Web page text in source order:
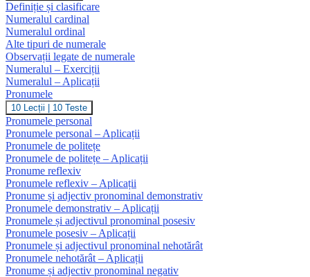
Definiție și clasificare
Numeralul cardinal
Numeralul ordinal
Alte tipuri de numerale
Observații legate de numerale
Numeralul – Exerciții
Numeralul – Aplicații
Pronumele
Pronumele
10 Lecții 10 Teste
Pronumele personal
Pronumele personal – Aplicații
Pronumele de politețe
Pronumele de politețe – Aplicații
Pronume reflexiv
Pronumele reflexiv – Aplicații
Pronume și adjectiv pronominal demonstrativ
Pronumele demonstrativ – Aplicații
Pronumele și adjectivul pronominal posesiv
Pronumele posesiv – Aplicații
Pronumele și adjectivul pronominal nehotărât
Pronumele nehotărât – Aplicații
Pronume și adjectiv pronominal negativ